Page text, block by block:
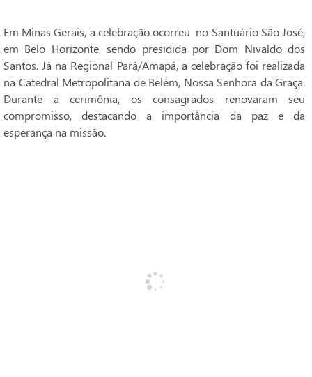
Em Minas Gerais, a celebração ocorreu no Santuário São José,
em Belo Horizonte, sendo presidida por Dom Nivaldo dos
Santos. Já na Regional Pará/Amapá, a celebração foi realizada
na Catedral Metropolitana de Belém, Nossa Senhora da Graça.
Durante a cerimônia, os consagrados renovaram seu
compromisso, destacando a importância da paz e da
esperança na missão.